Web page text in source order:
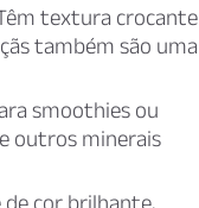
textura crocante
também são uma
smoothies ou
outros minerais
cor brilhante,